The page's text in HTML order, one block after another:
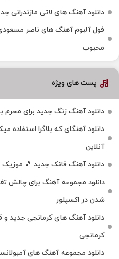
دانلود آهنگ‌ های لاتی مازندرانی
فول آلبوم آهنگ‌ های ناصر
محبوب
پست های ویژه
دانلود آهنگ زنگ جدید برای
دانلود آهنگای که بلاگرا
آنلاین
دانلود آهنگ فانک جدید 🎵
شدن در اکسپلور
دانلود آهنگ‌ های کرمانجی جدید
کرمانجی
دانلود مجموعه آهنگ های